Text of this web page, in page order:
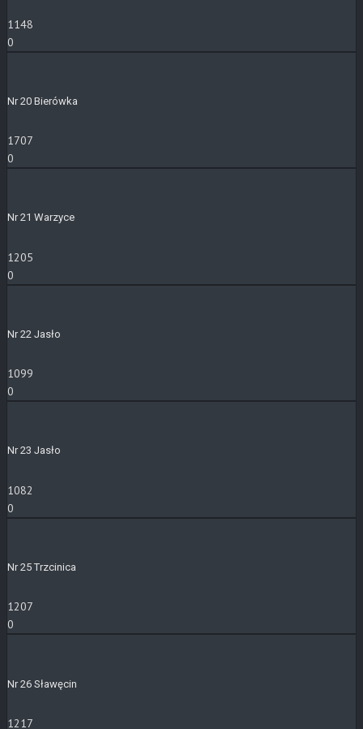
1148
0
Nr 20 Bierówka
1707
0
Nr 21 Warzyce
1205
0
Nr 22 Jasło
1099
0
Nr 23 Jasło
1082
0
Nr 25 Trzcinica
1207
0
Nr 26 Sławęcin
1217